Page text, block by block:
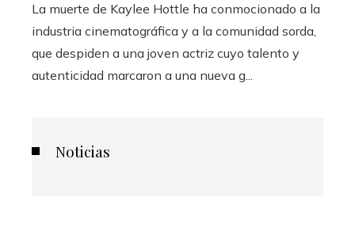
La muerte de Kaylee Hottle ha conmocionado a la
industria cinematográfica y a la comunidad sorda,
que despiden a una joven actriz cuyo talento y
autenticidad marcaron a una nueva g...
Noticias